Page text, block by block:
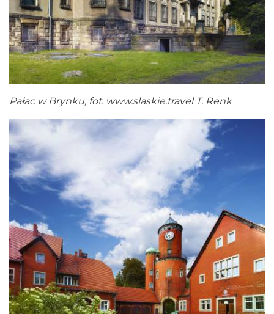
Pałac w Brynku, fot. www.slaskie.travelT. Renk